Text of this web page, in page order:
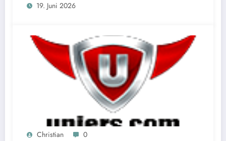
19. Juni 2026
Christian 0